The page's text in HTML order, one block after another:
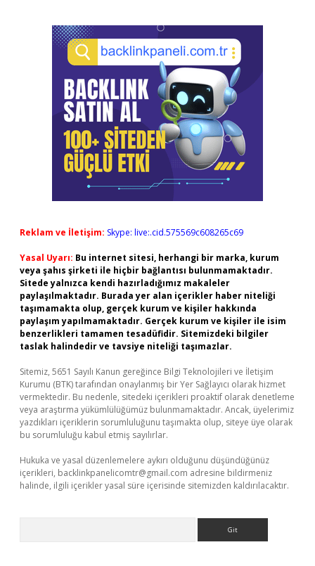
Reklam ve İletişim: Skype: live:.cid.575569c608265c69
Yasal Uyarı: Bu internet sitesi, herhangi bir marka, kurum
veya şahıs şirketi ile hiçbir bağlantısı bulunmamaktadır.
Sitede yalnızca kendi hazırladığımız makaleler
paylaşılmaktadır. Burada yer alan içerikler haber niteliği
taşımamakta olup, gerçek kurum ve kişiler hakkında
paylaşım yapılmamaktadır. Gerçek kurum ve kişiler ile isim
benzerlikleri tamamen tesadüfidir. Sitemizdeki bilgiler
taslak halindedir ve tavsiye niteliği taşımazlar.
Sitemiz, 5651 Sayılı Kanun gereğince Bilgi Teknolojileri ve İletişim
Kurumu (BTK) tarafından onaylanmış bir Yer Sağlayıcı olarak hizmet
vermektedir. Bu nedenle, sitedeki içerikleri proaktif olarak denetleme
veya araştırma yükümlülüğümüz bulunmamaktadır. Ancak, üyelerimiz
yazdıkları içeriklerin sorumluluğunu taşımakta olup, siteye üye olarak
bu sorumluluğu kabul etmiş sayılırlar.
Hukuka ve yasal düzenlemelere aykırı olduğunu düşündüğünüz
içerikleri, backlinkpanelicomtr@gmail.com adresine bildirmeniz
halinde, ilgili içerikler yasal süre içerisinde sitemizden kaldırılacaktır.